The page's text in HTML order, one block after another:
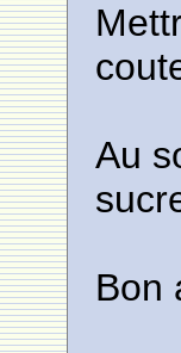
Au
Bon